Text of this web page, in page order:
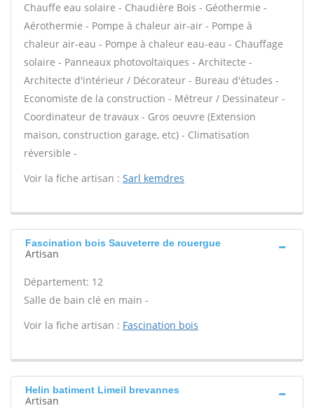
Chauffe eau solaire - Chaudière Bois - Géothermie -
Aérothermie - Pompe à chaleur air-air - Pompe à
chaleur air-eau - Pompe à chaleur eau-eau - Chauffage
solaire - Panneaux photovoltaïques - Architecte -
Architecte d'intérieur / Décorateur - Bureau d'études -
Economiste de la construction - Métreur / Dessinateur -
Coordinateur de travaux - Gros oeuvre (Extension
maison, construction garage, etc) - Climatisation
réversible -
Voir la fiche artisan : Sarl kemdres
Fascination bois Sauveterre de rouergue
Artisan
Département: 12
Salle de bain clé en main -
Voir la fiche artisan : Fascination bois
Helin batiment Limeil brevannes
Artisan